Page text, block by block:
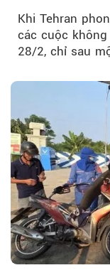
Khi Tehran
các cuộc
28/2, chỉ sau
theo.